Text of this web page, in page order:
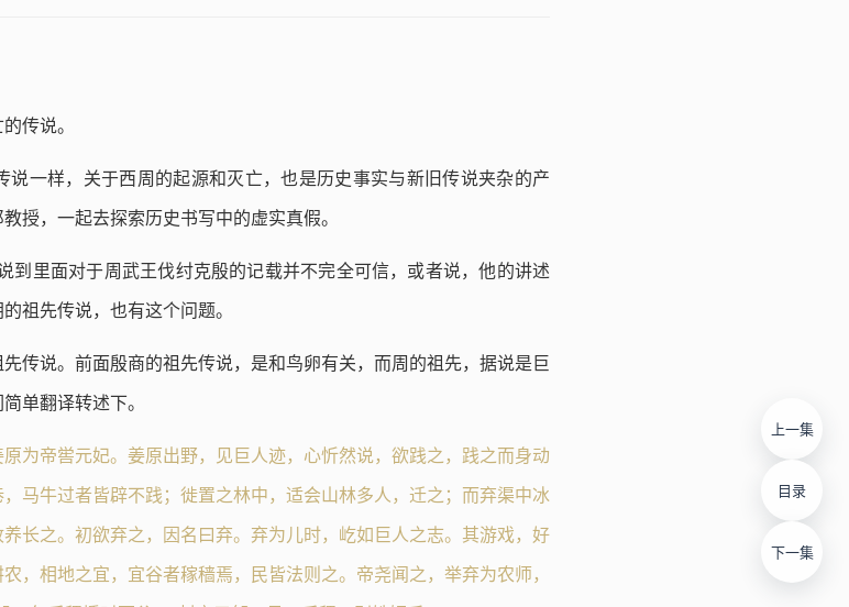
上一集
目录
下一集
传说。
一样，关于西周的起源和灭亡，也是历史事实与新旧传说夹杂的产
授，一起去探索历史书写中的虚实真假。
到里面对于周武王伐纣克殷的记载并不完全可信，或者说，他的讲述
祖先传说，也有这个问题。
传说。前面殷商的祖先传说，是和鸟卵有关，而周的祖先，据说是巨
单翻译转述下。
为帝喾元妃。姜原出野，见巨人迹，心忻然说，欲践之，践之而身动
马牛过者皆辟不践；徙置之林中，适会山林多人，迁之；而弃渠中冰
长之。初欲弃之，因名曰弃。弃为儿时，屹如巨人之志。其游戏，好
，相地之宜，宜谷者稼穑焉，民皆法则之。帝尧闻之，举弃为农师，